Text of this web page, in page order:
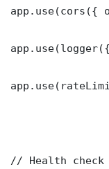
app.use(cors({
// Health check